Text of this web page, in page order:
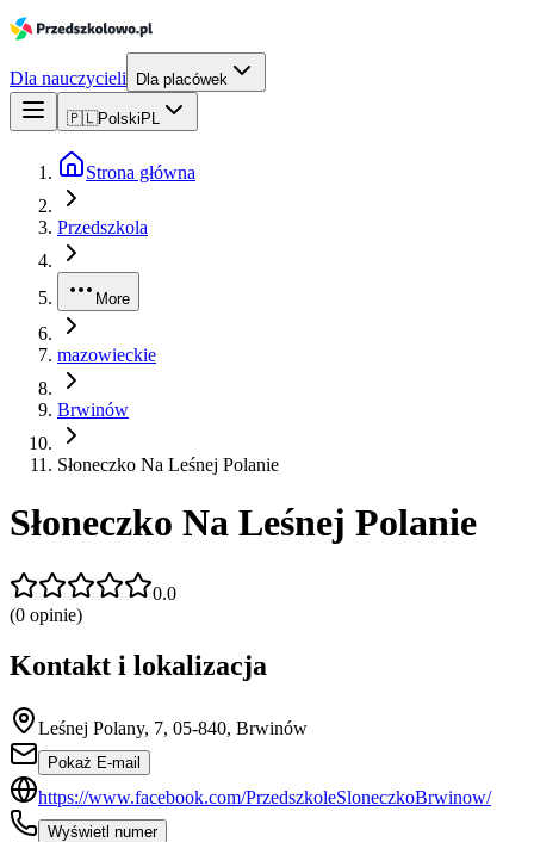
Dla nauczycieli Dla placówek
🇵🇱Polski PL
Strona główna
Przedszkola
More
mazowieckie
Brwinów
Słoneczko Na Leśnej Polanie
Słoneczko Na Leśnej Polanie
0.0
(0 opinie)
Kontakt i lokalizacja
Leśnej Polany, 7, 05-840, Brwinów
Pokaż E-mail
https://www.facebook.com/PrzedszkoleSloneczkoBrwinow/
Wyświetl numer